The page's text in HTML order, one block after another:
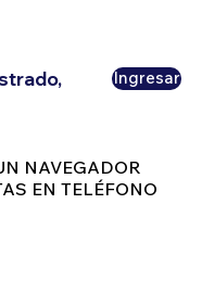
Ingresar
NAVEGADOR
EN TELÉFONO